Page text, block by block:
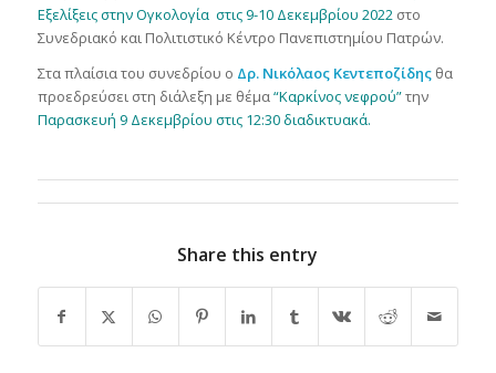
Εξελίξεις στην Ογκολογία στις 9-10 Δεκεμβρίου 2022στο
Συνεδριακό και Πολιτιστικό Κέντρο Πανεπιστημίου Πατρών.
Στα πλαίσια του συνεδρίου ο Δρ. Νικόλαος Κεντεποζίδηςθα
προεδρεύσει στη διάλεξη με θέμα“Καρκίνος νεφρού”την
Παρασκευή 9 Δεκεμβρίου στις 12:30 διαδικτυακά.
Share this entry